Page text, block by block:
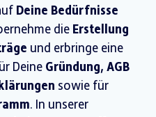
Deine Bedürfnisse
die Erstellung
und erbringe eine
Deine Gründung, AGB
sowie für
. In unserer